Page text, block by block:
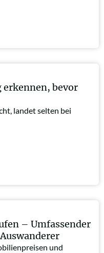
erkennen, bevor
landet selten bei
– Umfassender
und